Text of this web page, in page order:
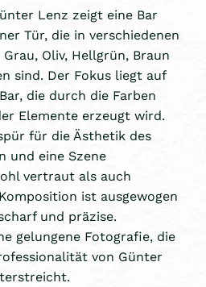
Lenz zeigt eine Bar
Tür, die in verschiedenen
Oliv, Hellgrün, Braun
sind. Der Fokus liegt auf
die durch die Farben
Elemente erzeugt wird.
für die Ästhetik des
und eine Szene
vertraut als auch
ist ausgewogen
und präzise.
gelungene Fotografie, die
von Günter